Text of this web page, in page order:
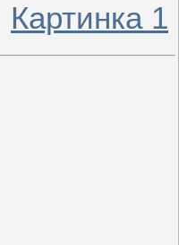
Картинка 1